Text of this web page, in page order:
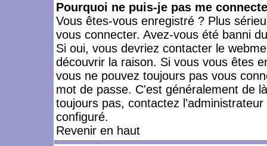
Pourquoi ne puis-je pas me
Vous êtes-vous enregistré ? Plus
vous connecter. Avez-vous été banni
Si oui, vous devriez contacter le
découvrir la raison. Si vous vous êtes
vous ne pouvez toujours pas vous
mot de passe. C'est généralement de
toujours pas, contactez
configuré.
Revenir en haut